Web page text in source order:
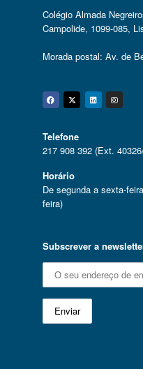
Colégio Almada
Campolide, 1099-085,
Morada postal: Av. de
Facebook
Twitter
Telefone
217 908 392 (Ext.
Horário
De segunda a sexta-
feira)
Subscrever a